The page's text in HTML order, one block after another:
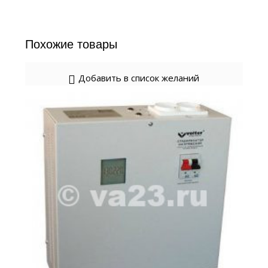
Похожие товары
Добавить в список желаний